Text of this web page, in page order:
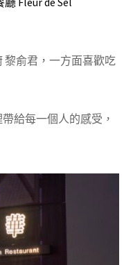
黎俞君，一方面喜歡吃
給每一個人的感受，